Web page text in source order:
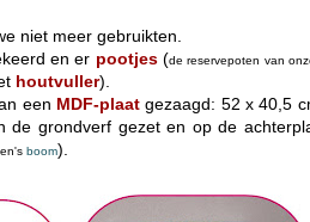
niet meer gebruikten.
en er pootjes(de reservepoten van
houtvuller).
een MDF-plaatgezaagd: 52 x 40,5
grondverf gezet en op de
boom)